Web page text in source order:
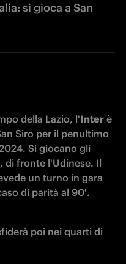
si gioca a San
della Lazio, l'Inter è
Siro per il penultimo
Si giocano gli
, di fronte l'Udinese. Il
un turno in gara
di parità al 90'.
poi nei quarti di